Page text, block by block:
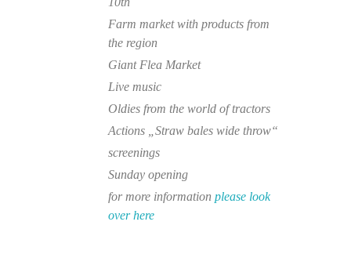
Farm market with products from
the region
Giant Flea Market
Live music
Oldies from the world of tractors
Actions „Straw bales wide throw“
screenings
Sunday opening
for more information please look
over here